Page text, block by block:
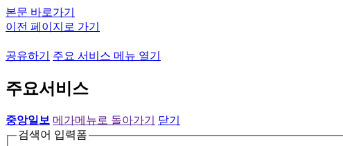
본문 바로가기
이전 페이지로 가기
공유하기 주요 서비스 메뉴 열기
주요서비스
중앙일보 메가메뉴로 돌아가기
닫기
검색어 입력폼